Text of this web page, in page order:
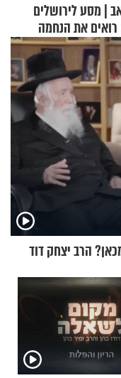
| מסע לירושלים
את הנחמה
הרב יצחק דוד